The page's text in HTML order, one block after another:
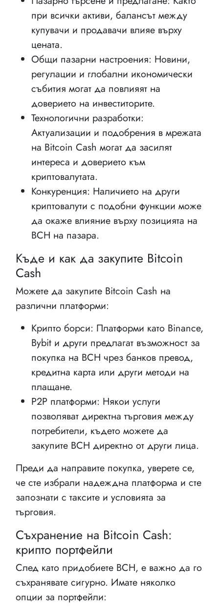
при всички активи, балансът между
купувачи и продавачи влияе върху
цената.
Общи пазарни настроения: Новини,
регулации и глобални икономически
събития могат да повлияят на
доверието на инвеститорите.
Технологични разработки:
Актуализации и подобрения в мрежата
на Bitcoin Cash могат да засилят
интереса и доверието към
криптовалутата.
Конкуренция: Наличието на други
криптовалути с подобни функции може
да окаже влияние върху позицията на
BCH на пазара.
Къде и как да закупите Bitcoin
Cash
Можете да закупите Bitcoin Cash на
различни платформи:
Крипто борси: Платформи като Binance,
Bybit и други предлагат възможност за
покупка на BCH чрез банков превод,
кредитна карта или други методи на
плащане.
P2P платформи: Някои услуги
позволяват директна търговия между
потребители, където можете да
закупите BCH директно от други лица.
Преди да направите покупка, уверете се,
че сте избрали надеждна платформа и сте
запознати с таксите и условията за
търговия.
Съхранение на Bitcoin Cash:
крипто портфейли
След като придобиете BCH, е важно да го
съхранявате сигурно. Имате няколко
опции за портфейли: